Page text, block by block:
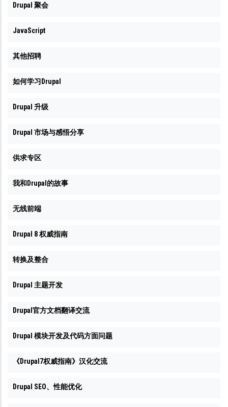
Drupal 聚会
JavaScript
其他招聘
如何学习Drupal
Drupal 升级
Drupal 市场与感悟分享
供求专区
我和Drupal的故事
无线前端
Drupal 8 权威指南
转换及整合
Drupal 主题开发
Drupal官方文档翻译交流
Drupal 模块开发及代码方面问题
《Drupal7权威指南》汉化交流
Drupal SEO、性能优化